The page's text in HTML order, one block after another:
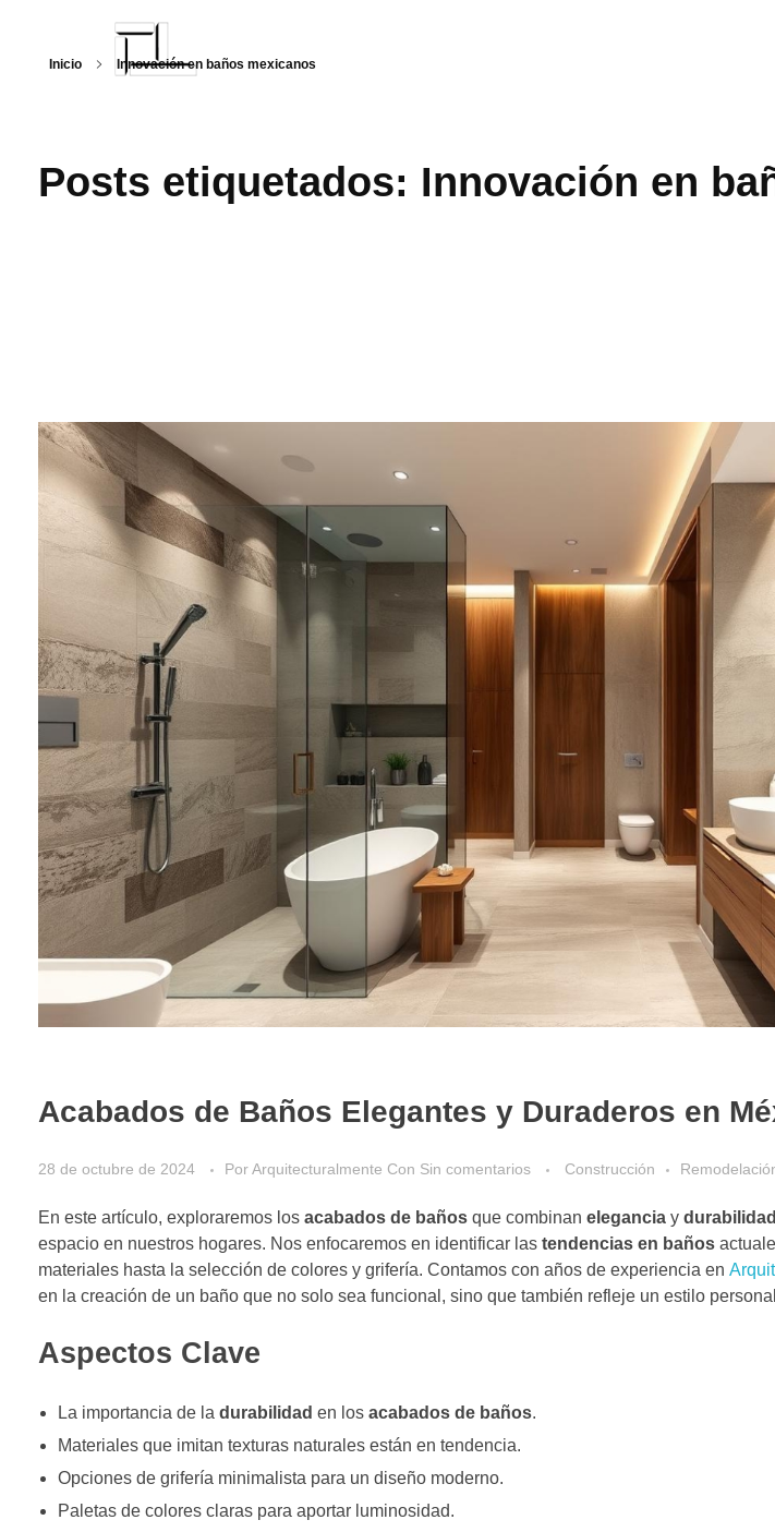
Inicio Innovación en baños mexicanos
Posts etiquetados: Innovación en
Acabados de Baños Elegantes y Duraderos en
28 de octubre de 2024 PorArquitecturalmente Con Sin comentarios Construcción
En este artículo, exploraremos los acabados de baños que combinan elegancia y durabilidad
espacio en nuestros hogares. Nos enfocaremos en identificar las tendencias en baños
materiales hasta la selección de colores y grifería. Contamos con años de experiencia en
en la creación de un baño que no solo sea funcional, sino que también refleje un estilo
Aspectos Clave
La importancia de la durabilidad en los acabados de baños.
Materiales que imitan texturas naturales están en tendencia.
Opciones de grifería minimalista para un diseño moderno.
Paletas de colores claras para aportar luminosidad.